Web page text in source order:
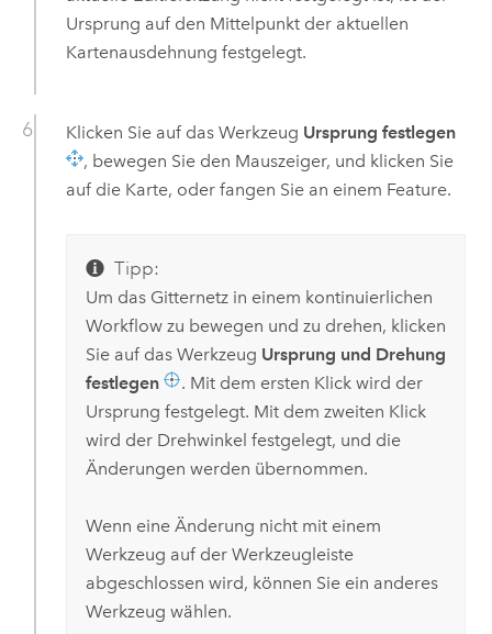
Ursprung auf den Mittelpunkt der aktuellen
Kartenausdehnung festgelegt.
Klicken Sie auf das Werkzeug Ursprung festlegen
, bewegen Sie den Mauszeiger, und klicken Sie
auf die Karte, oder fangen Sie an einem Feature.
Tipp:
Um das Gitternetz in einem kontinuierlichen
Workflow zu bewegen und zu drehen, klicken
Sie auf das Werkzeug Ursprung und Drehung
festlegen
. Mit dem ersten Klick wird der
Ursprung festgelegt. Mit dem zweiten Klick
wird der Drehwinkel festgelegt, und die
Änderungen werden übernommen.
Wenn eine Änderung nicht mit einem
Werkzeug auf der Werkzeugleiste
abgeschlossen wird, können Sie ein anderes
Werkzeug wählen.